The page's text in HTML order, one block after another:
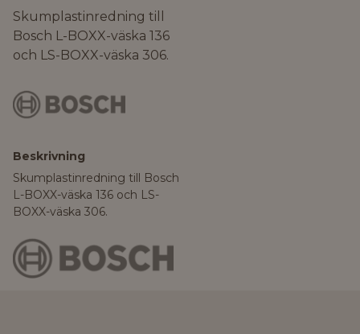
Skumplastinredning till
Bosch L-BOXX-väska 136
och LS-BOXX-väska 306.
Beskrivning
Skumplastinredning till Bosch
L-BOXX-väska 136 och LS-
BOXX-väska 306.